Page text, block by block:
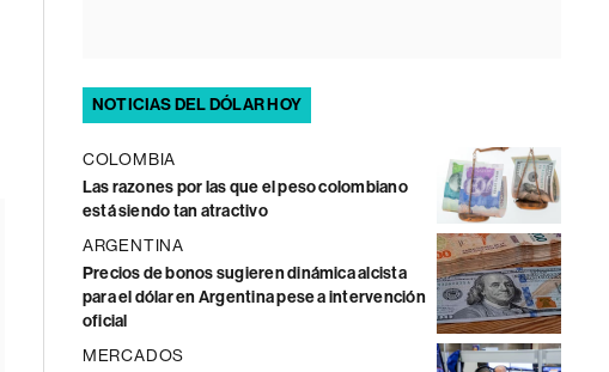
NOTICIAS DEL DÓLAR HOY
COLOMBIA
Las razones por las que el peso colombiano
está siendo tan atractivo
ARGENTINA
Precios de bonos sugieren dinámica alcista
para el dólar en Argentina pese a intervención
oficial
MERCADOS